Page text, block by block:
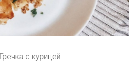
Гречка с курицей